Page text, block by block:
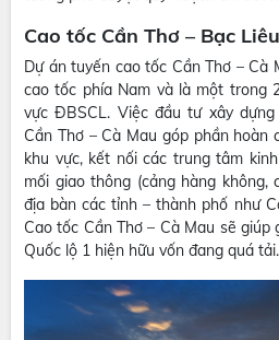
Cao tốc Cần Thơ – Bạc
Dự án tuyến cao tốc Cần Thơ – Cà
cao tốc phía Nam và là một trong
vực ĐBSCL. Việc đầu tư xây
Cần Thơ – Cà Mau góp phần hoàn
khu vực, kết nối các trung tâm
mối giao thông (cảng hàng không,
địa bàn các tỉnh – thành phố như
Cao tốc Cần Thơ – Cà Mau sẽ
Quốc lộ 1 hiện hữu vốn đang quá tải.